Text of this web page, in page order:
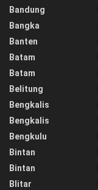
Bandung
Bangka
Banten
Batam
Batam
Belitung
Bengkalis
Bengkalis
Bengkulu
Bintan
Bintan
Blitar